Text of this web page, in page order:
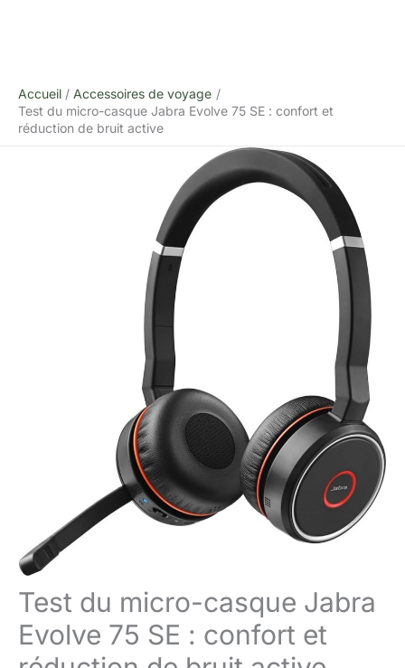
Accueil
Accessoires de voyage
Test du micro-casque Jabra Evolve 75 SE : confort et
réduction de bruit active
Test du micro-casque Jabra
Evolve 75 SE : confort et